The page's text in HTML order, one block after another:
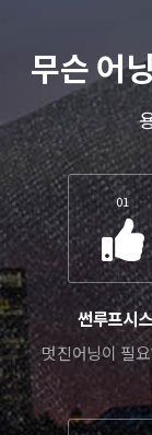
무슨 어
01
썬루프시
멋진어닝이 필